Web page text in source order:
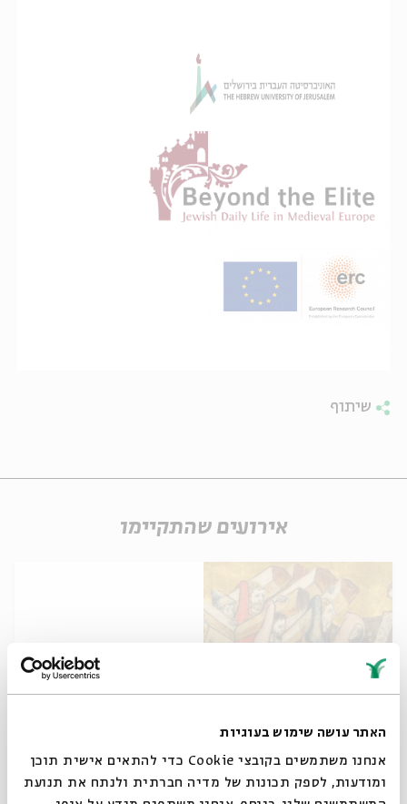
האתר עושה שימוש בעוגיות
אנחנו משתמשים בקובצי Cookie כדי להתאים אישית תוכן
ומודעות, לספק תכונות של מדיה חברתית ולנתח את תנועת
שיתוף
אירועים שהתקיימו
The Impact of the Plague
Plagues in Historical Perspective